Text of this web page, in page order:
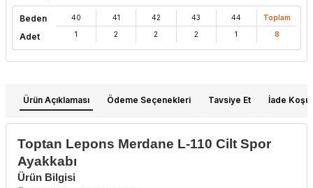
Beden
Adet
40
1
41
2
42
2
43
2
44
1
Toplam
8
Ürün Açıklaması Ödeme Seçenekleri Tavsiye Et İade
Toptan Lepons Merdane L-110 Cilt Spor
Ayakkabı
Ürün Bilgisi